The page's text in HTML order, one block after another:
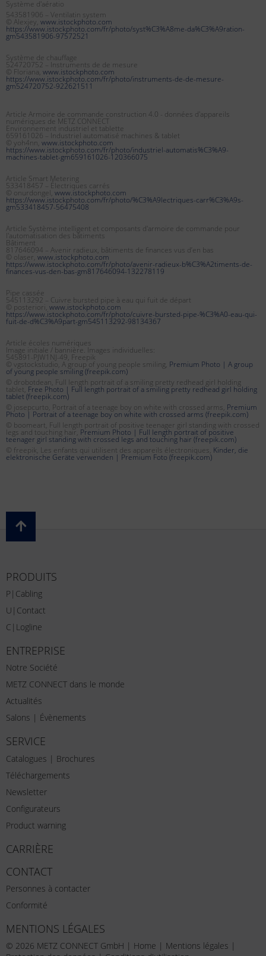
Système d'aératio
543581906 – Ventilatin system
© Alexjey, www.istockphoto.com
https://www.istockphoto.com/fr/photo/syst%C3%A8me-da%C3%A9ration-
gm543581906-97572521
Système de chauffage
524720752 – Instruments de de mesure
© Floriana, www.istockphoto.com
https://www.istockphoto.com/fr/photo/instruments-de-de-mesure-
gm524720752-922621511
Article Armoire de commande construction 4.0 - données d'appareils
numériques de METZ CONNECT
Environnement industriel et tablette
659161026 – Industriel automatisé machines & tablet
© yoh4nn, www.istockphoto.com
https://www.istockphoto.com/fr/photo/industriel-automatis%C3%A9-
machines-tablet-gm659161026-120366075
Article Smart Metering
533418457 – Électriques carrés
© onurdongel, www.istockphoto.com
https://www.istockphoto.com/fr/photo/%C3%A9lectriques-carr%C3%A9s-
gm533418457-56475408
Article Système intelligent et composants d'armoire de commande pour
l'automatisation des bâtiments
Bâtiment
817646094 – Avenir radieux, bâtiments de finances vus d’en bas
© olaser, www.istockphoto.com
https://www.istockphoto.com/fr/photo/avenir-radieux-b%C3%A2timents-de-
finances-vus-den-bas-gm817646094-132278119
Pipe cassée
545113292 – Cuivre bursted pipe à eau qui fuit de départ
© posteriori, www.istockphoto.com
https://www.istockphoto.com/fr/photo/cuivre-bursted-pipe-%C3%A0-eau-qui-
fuit-de-d%C3%A9part-gm545113292-98134367
Article écoles numériques
Image initiale / bannière. Images individuelles:
545891-PJW1NJ-49, Freepik
© vgstockstudio, A group of young people smiling, Premium Photo | A group
of young people smiling (freepik.com)
© drobotdean, Full length portrait of a smiling pretty redhead girl holding
tablet, Free Photo | Full length portrait of a smiling pretty redhead girl holding
tablet (freepik.com)
© josepcurto, Portrait of a teenage boy on white with crossed arms, Premium
Photo | Portrait of a teenage boy on white with crossed arms (freepik.com)
© boomeart, Full length portrait of positive teenager girl standing with crossed
legs and touching hair, Premium Photo | Full length portrait of positive
teenager girl standing with crossed legs and touching hair (freepik.com)
© freepik, Les enfants qui utilisent des appareils électroniques, Kinder, die
elektronische Geräte verwenden | Premium Foto (freepik.com)
PRODUITS
P|Cabling
U|Contact
C|Logline
ENTREPRISE
Notre Société
METZ CONNECT dans le monde
Actualités
Salons | Évènements
SERVICE
Catalogues | Brochures
Téléchargements
Newsletter
Configurateurs
Product warning
CARRIÈRE
CONTACT
Personnes à contacter
Conformité
MENTIONS LÉGALES
© 2026 METZ CONNECT GmbH | Home | Mentions légales |